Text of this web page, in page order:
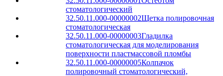
стоматологический
32.50.11.000-00000002Щетка полировочная
стоматологическая
32.50.11.000-00000003Гладилка
стоматологическая для моделирования
поверхности пластмассовой пломбы
32.50.11.000-00000005Колпачок
полировочный стоматологический,